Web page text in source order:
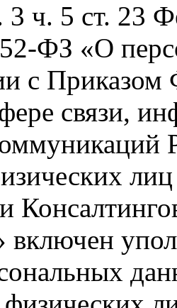
3 ч. 5 ст. 23
ФЗ «О
с
связи,
включен